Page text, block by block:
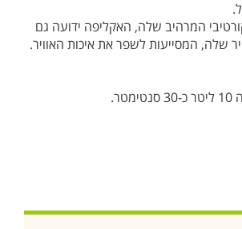
המרהיב שלה, האקליפה ידועה גם
שלה, המסייעות לשפר את איכות האוויר.